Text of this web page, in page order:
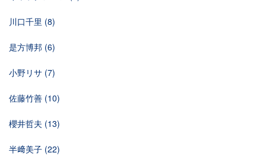
川口千里 (8)
是方博邦 (6)
小野リサ (7)
佐藤竹善 (10)
櫻井哲夫 (13)
半﨑美子 (22)